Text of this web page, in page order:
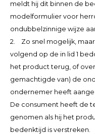
meldt hij dit binnen de
modelformulier voor
ondubbelzinnige wijze
2. Zo snel mogelijk,
volgend op de in lid 1
het product terug, of
gemachtigde van) de
ondernemer heeft
De consument heeft de
genomen als hij het
bedenktijd is verstreken.